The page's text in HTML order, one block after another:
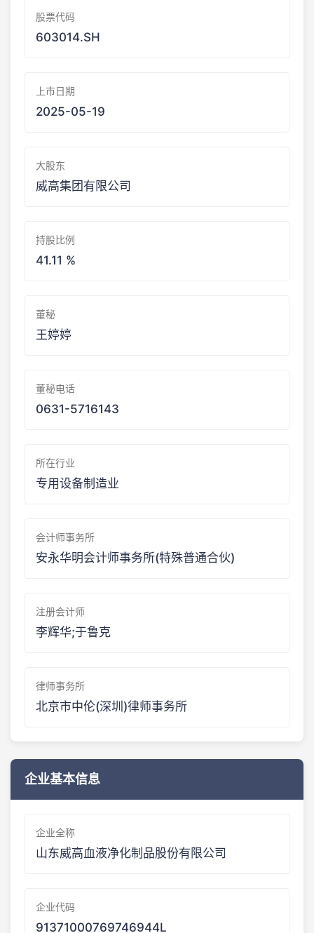
股票代码
603014.SH
上市日期
2025-05-19
大股东
威高集团有限公司
持股比例
41.11 %
董秘
王婷婷
董秘电话
0631-5716143
所在行业
专用设备制造业
会计师事务所
安永华明会计师事务所(特殊普通合伙)
注册会计师
李辉华;于鲁克
律师事务所
北京市中伦(深圳)律师事务所
企业基本信息
企业全称
山东威高血液净化制品股份有限公司
企业代码
91371000769746944L